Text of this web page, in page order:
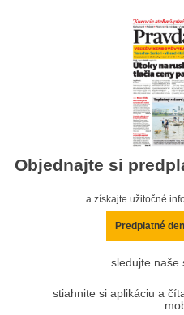
Objednajte si
a získajte užitočné
Predplatné
sledujte naše
stiahnite si aplikáciu a